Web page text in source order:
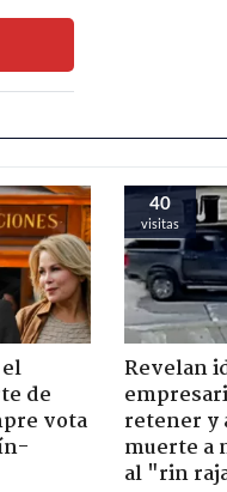
de
vota
40
visitas
Revelan
retener y
muerte a
al "rin